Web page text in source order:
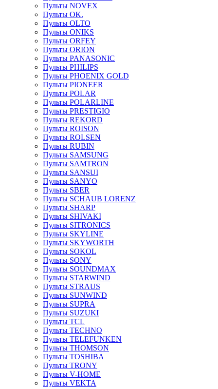
Пульты NOVEX
Пульты OK.
Пульты OLTO
Пульты ONIKS
Пульты ORFEY
Пульты ORION
Пульты PANASONIC
Пульты PHILIPS
Пульты PHOENIX GOLD
Пульты PIONEER
Пульты POLAR
Пульты POLARLINE
Пульты PRESTIGIO
Пульты REKORD
Пульты ROISON
Пульты ROLSEN
Пульты RUBIN
Пульты SAMSUNG
Пульты SAMTRON
Пульты SANSUI
Пульты SANYO
Пульты SBER
Пульты SCHAUB LORENZ
Пульты SHARP
Пульты SHIVAKI
Пульты SITRONICS
Пульты SKYLINE
Пульты SKYWORTH
Пульты SOKOL
Пульты SONY
Пульты SOUNDMAX
Пульты STARWIND
Пульты STRAUS
Пульты SUNWIND
Пульты SUPRA
Пульты SUZUKI
Пульты TCL
Пульты TECHNO
Пульты TELEFUNKEN
Пульты THOMSON
Пульты TOSHIBA
Пульты TRONY
Пульты V-HOME
Пульты VEKTA